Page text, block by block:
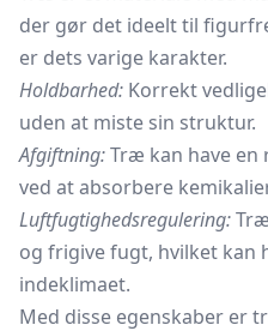
der gør det ideelt til
er dets varige karakter.
Holdbarhed: Korrekt
uden at miste sin struktur.
Afgiftning:Træ kan have en
ved at absorbere
Luftfugtighedsregulering:
og frigive fugt, hvilket kan
indeklimaet.
Med disse egenskaber er